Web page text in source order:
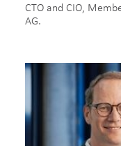
CTO and CIO,
AG.